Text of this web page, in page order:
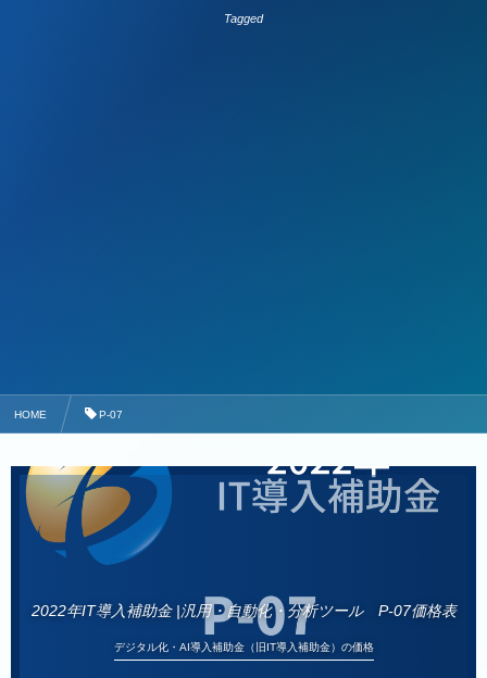
Tagged
HOME P-07
2022年IT導入補助金 |汎用・自動化・分析ツール P-07価格表
デジタル化・AI導入補助金（旧IT導入補助金）の価格